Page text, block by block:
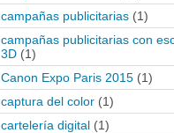
campañas publicitarias (1)
campañas publicitarias con
3D (1)
Canon Expo Paris 2015 (1)
captura del color (1)
cartelería digital (1)